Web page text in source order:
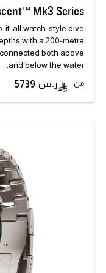
Mk3 Series
it-all watch-style dive
with a 200-metre
both above
and below the water.
من 5739